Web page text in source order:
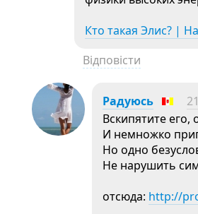
Кто такая Элис? |
Відповісти
Радуюсь
Вскипятите его,
И немножко
Но одно
Не нарушить
отсюда: http://